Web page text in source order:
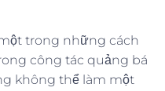
trong những cách
công tác quảng bá
không thể làm một